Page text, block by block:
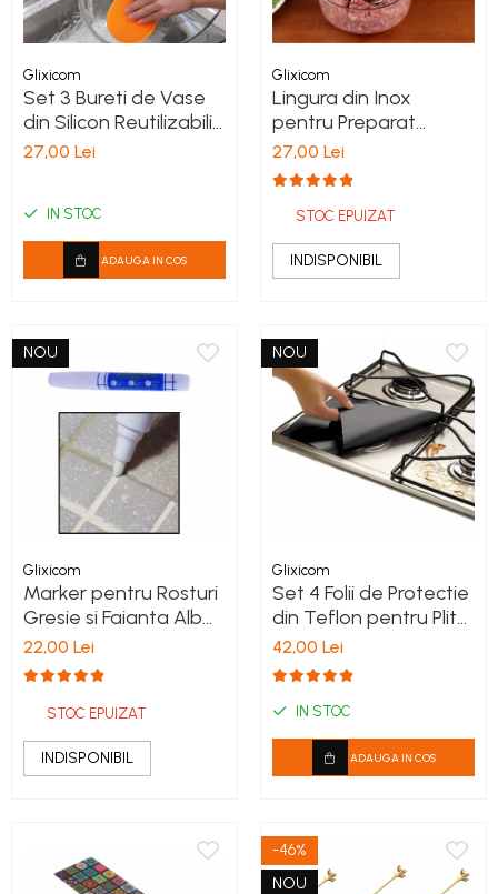
Glixicom
Set 3 Bureti de Vase
din Silicon Reutilizabili,
10,5 cm
27,00 Lei
IN STOC
ADAUGA IN COS
Glixicom
Lingura din Inox
pentru Preparat
Chiftelute si Perisoare
din Carne, Creveti,
cm
27,00 Lei
STOC EPUIZAT
INDISPONIBIL
NOU
Glixicom
Marker pentru Rosturi
Gresie si Faianta Alb
Permanent
22,00 Lei
STOC EPUIZAT
INDISPONIBIL
NOU
Glixicom
Set 4 Folii de Protectie
din Teflon pentru Plita
si Aragaz Reutilizabile
27 x 27 cm Negru
42,00 Lei
IN STOC
ADAUGA IN COS
-46%
NOU